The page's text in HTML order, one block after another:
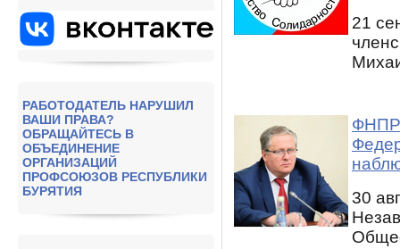
РАБОТОДАТЕЛЬ НАРУШИЛ
ВАШИ ПРАВА?
ОБРАЩАЙТЕСЬ В
ОБЪЕДИНЕНИЕ
ОРГАНИЗАЦИЙ
ПРОФСОЮЗОВ РЕСПУБЛИКИ
БУРЯТИЯ
21
ФНПР
30